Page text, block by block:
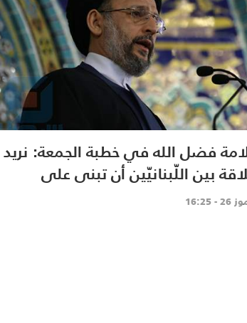
العلامة فضل الله في خطبة الجمعة: نريد
بين اللّبنانيّين أن تبنى على
المتبادل، والانتماء الوطنيّ الجامع